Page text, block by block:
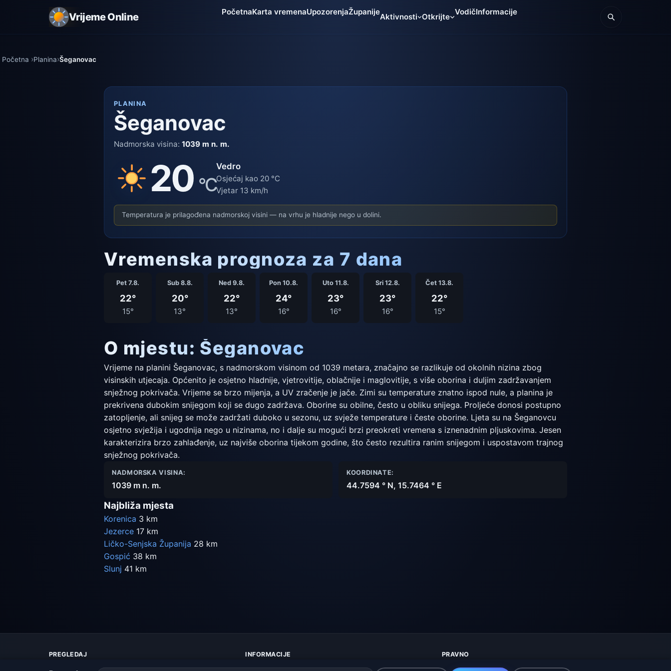
Vrijeme Online PočetnaKarta vremenaUpozorenjaŽupanije
Aktivnosti Otkrijte
VodičInformacije
Početna Planina Šeganovac
PLANINA
Šeganovac
Nadmorska visina:1039 m n. m.
20 °C
Vedro
Osjećaj kao 20 °C
Vjetar 13 km/h
Temperatura je prilagođena nadmorskoj visini — na vrhu je hladnije nego u dolini.
Vremenska prognoza za 7 dana
Pet 7.8.
22°
15°
Sub 8.8.
20°
13°
Ned 9.8.
22°
13°
Pon 10.8.
24°
16°
Uto 11.8.
23°
16°
Sri 12.8.
23°
16°
Čet 13.8.
22°
15°
O mjestu: Šeganovac
Vrijeme na planini Šeganovac, s nadmorskom visinom od 1039 metara, značajno se razlikuje od okolnih nizina zbog
visinskih utjecaja. Općenito je osjetno hladnije, vjetrovitije, oblačnije i maglovitije, s više oborina i duljim zadržavanjem
snježnog pokrivača. Vrijeme se brzo mijenja, a UV zračenje je jače. Zimi su temperature znatno ispod nule, a planina je
prekrivena dubokim snijegom koji se dugo zadržava. Oborine su obilne, često u obliku snijega. Proljeće donosi postupno
zatopljenje, ali snijeg se može zadržati duboko u sezonu, uz svježe temperature i česte oborine. Ljeta su na Šeganovcu
osjetno svježija i ugodnija nego u nizinama, no i dalje su mogući brzi preokreti vremena s iznenadnim pljuskovima. Jesen
karakterizira brzo zahlađenje, uz najviše oborina tijekom godine, što često rezultira ranim snijegom i uspostavom trajnog
snježnog pokrivača.
NADMORSKA VISINA:
1039 m n. m.
KOORDINATE:
44.7594 ° N, 15.7464 ° E
Najbliža mjesta
Korenica 3 km
Jezerce 17 km
Ličko-Senjska Županija 28 km
Gospić 38 km
Slunj 41 km
PREGLEDAJ INFORMACIJE
O nama
PRAVNO
Zaštita privatnosti